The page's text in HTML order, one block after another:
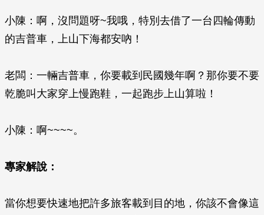
小陳：啊，沒問題呀~我哦，特別去借了一台四輪傳動
的吉普車，上山下海都安吶！
老闆：一輛吉普車，你要載到民國幾年啊？那你要不要
乾脆叫大家穿上慢跑鞋，一起跑步上山算啦！
小陳：啊~~~~。
專家解說：
當你想要快速地把許多旅客載到目的地，你該不會像這